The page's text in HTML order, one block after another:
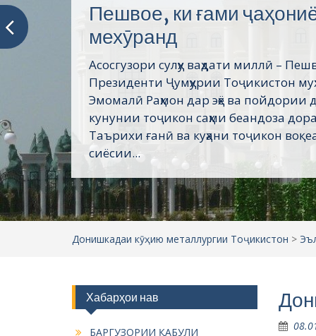
Пешвое, ки ғами
мехӯранд
Асосгузори сулҳу ваҳдати миллӣ –
Президенти Ҷумҳурии Тоҷикистон
Эмомалӣ Раҳмон дар эҳё ва пойдории
кунунии тоҷикон саҳми беандоза
Таърихи ғанӣ ва куҳани тоҷикон
сиёсии...
Донишкадаи кӯҳию металлургии Тоҷикистон >
Хабарҳои нав
БАРГУЗОРИИ ҚАБУЛИ